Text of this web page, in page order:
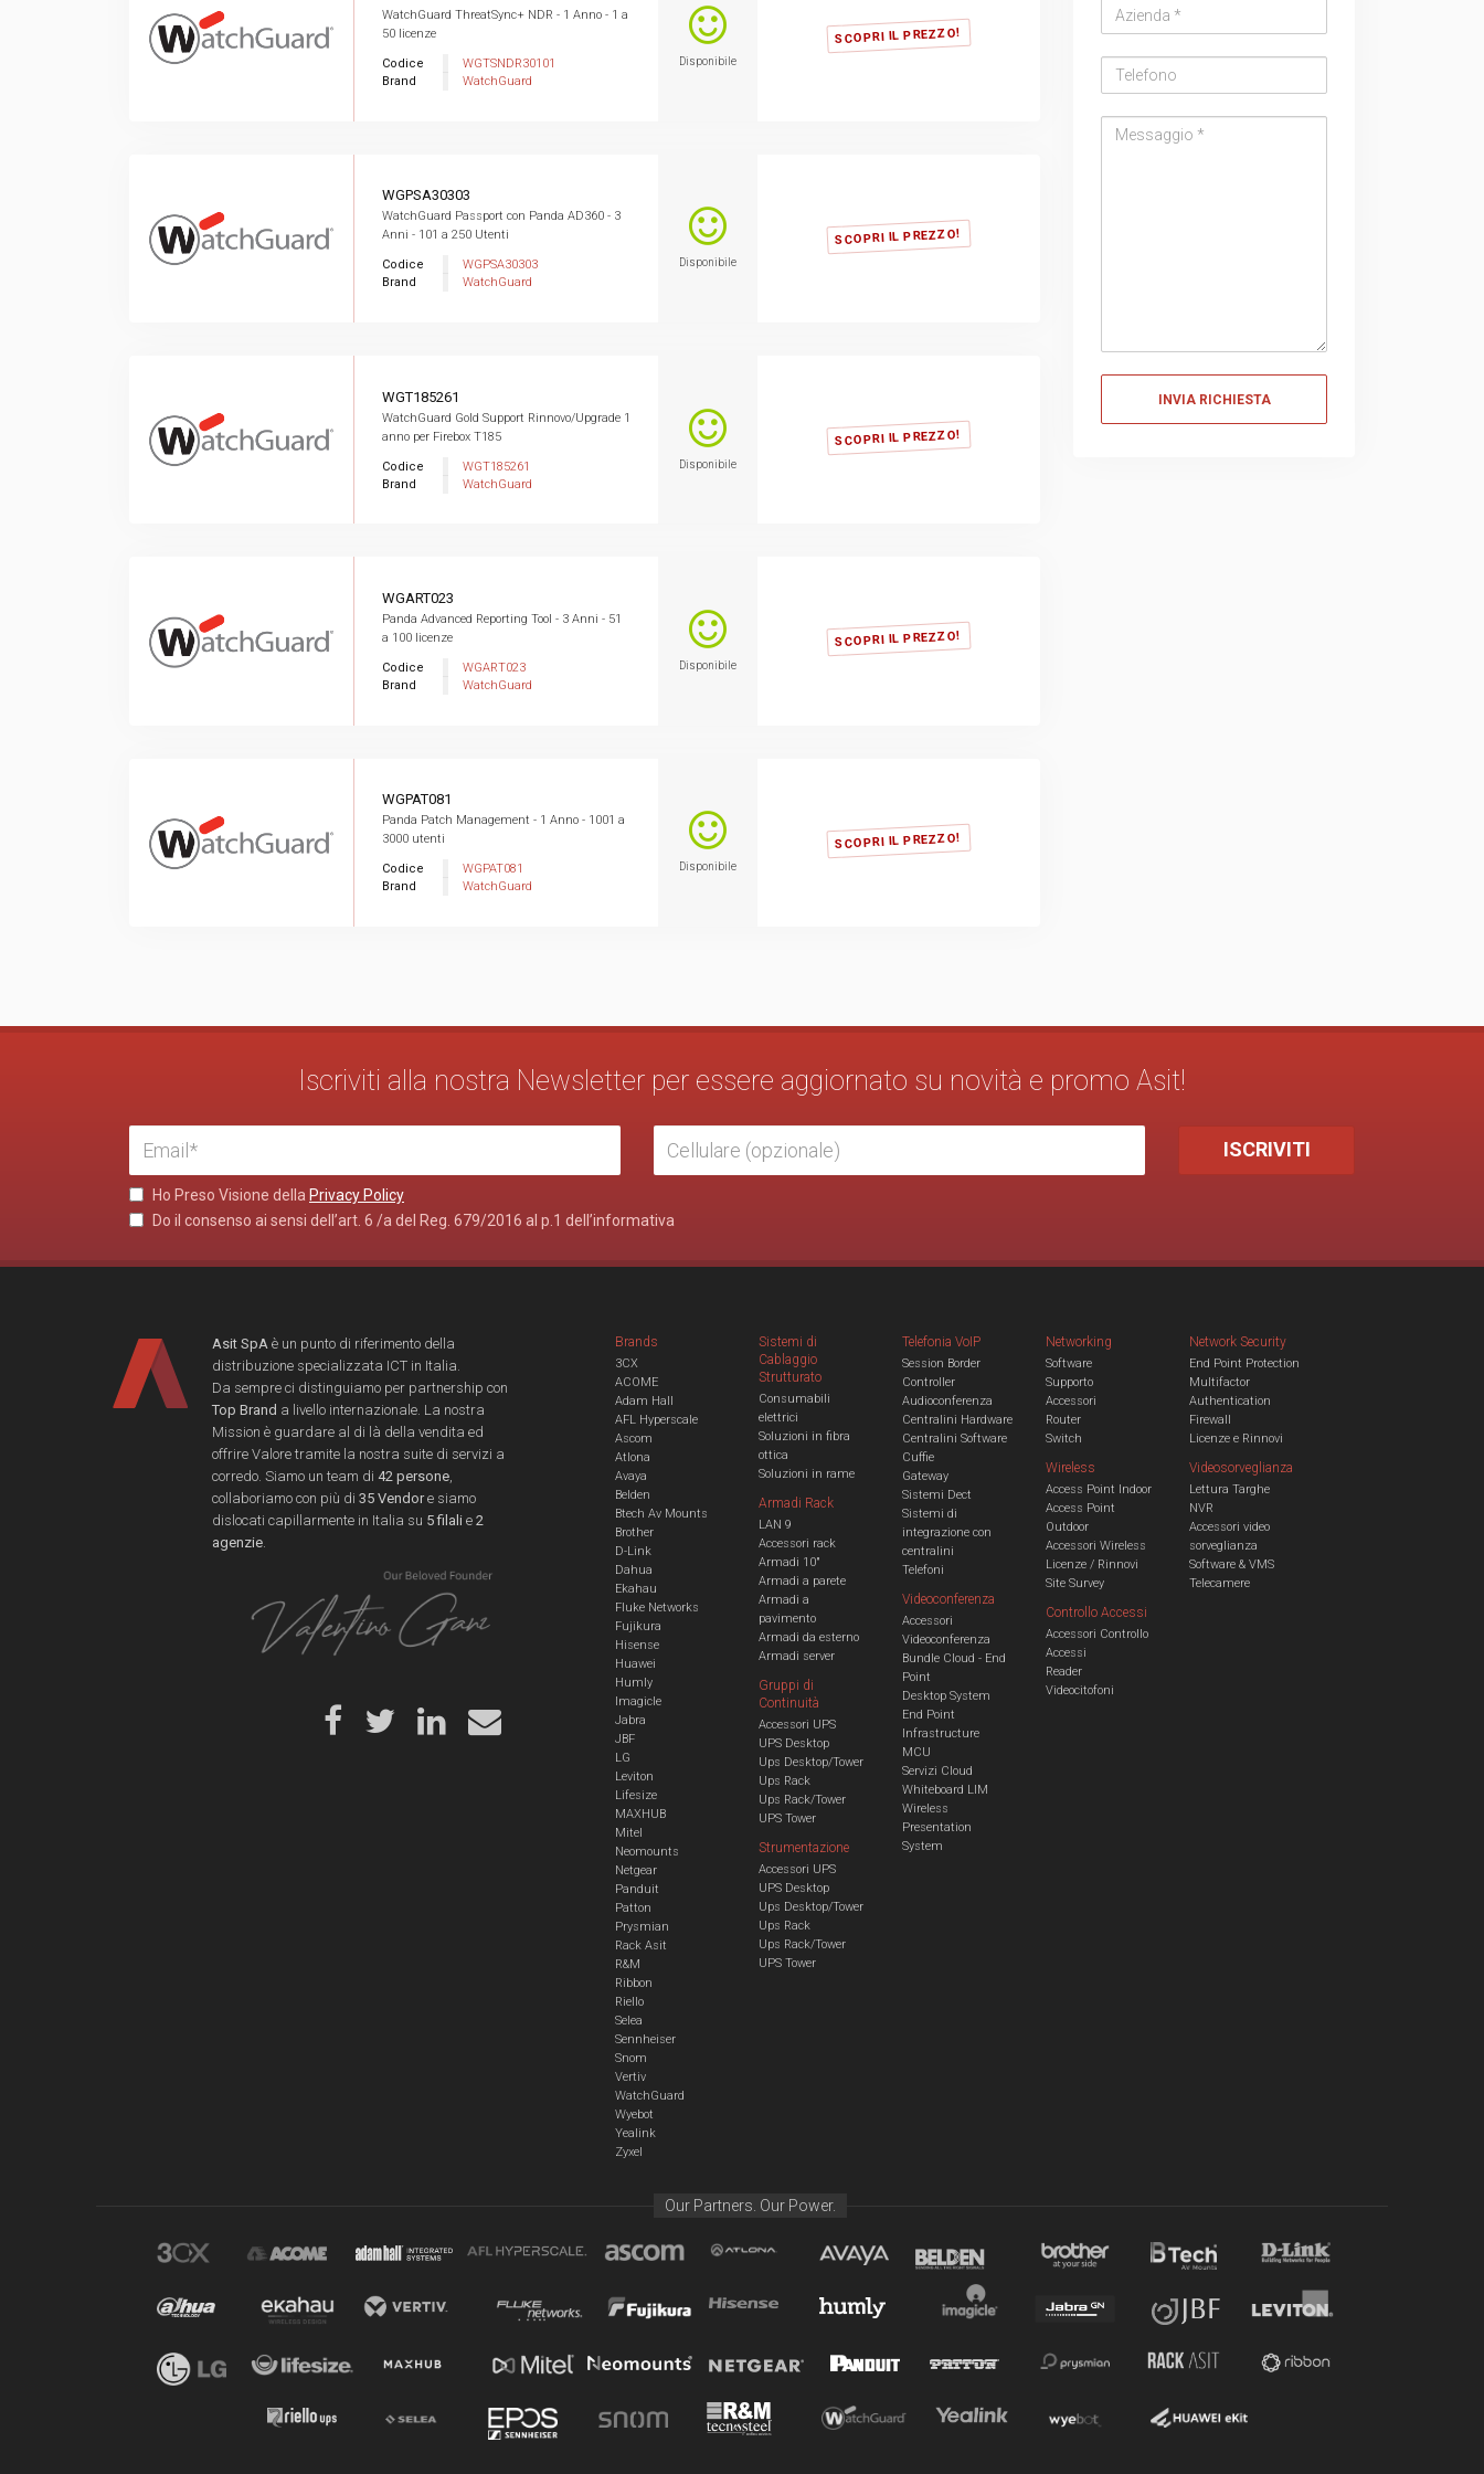
SCOPRI IL PREZZO!
WatchGuard ThreatSync+ NDR - 1 Anno - 1 a
50 licenze
Codice
WGTSNDR30101
Brand
WatchGuard
Disponibile
SCOPRI IL PREZZO!
WGPSA30303
WatchGuard Passport con Panda AD360 - 3
Anni - 101 a 250 Utenti
Codice
WGPSA30303
Brand
WatchGuard
Disponibile
SCOPRI IL PREZZO!
WGT185261
WatchGuard Gold Support Rinnovo/Upgrade 1
anno per Firebox T185
Codice
WGT185261
Brand
WatchGuard
Disponibile
SCOPRI IL PREZZO!
WGART023
Panda Advanced Reporting Tool - 3 Anni - 51
a 100 licenze
Codice
WGART023
Brand
WatchGuard
Disponibile
SCOPRI IL PREZZO!
WGPAT081
Panda Patch Management - 1 Anno - 1001 a
3000 utenti
Codice
WGPAT081
Brand
WatchGuard
Disponibile
Iscriviti alla nostra Newsletter per essere aggiornato su novità e promo Asit!
Ho Preso Visione della Privacy Policy
Do il consenso ai sensi dell’art. 6 /a del Reg. 679/2016 al p.1 dell’informativa
Asit SpA è un punto di riferimento della
distribuzione specializzata ICT in Italia.
Da sempre ci distinguiamo per partnership con
Top Brand a livello internazionale. La nostra
Mission è guardare al di là della vendita ed
offrire Valore tramite la nostra suite di servizi a
corredo. Siamo un team di 42 persone
collaboriamo con più di 35 Vendore siamo
dislocati capillarmente in Italia su 5 filali e 2
agenzie
Brands
3CX
ACOME
Adam Hall
AFL Hyperscale
Ascom
Atlona
Avaya
Belden
Btech Av Mounts
Brother
D-Link
Dahua
Ekahau
Fluke Networks
Fujikura
Hisense
Huawei
Humly
Imagicle
Jabra
JBF
LG
Leviton
Lifesize
MAXHUB
Mitel
Neomounts
Netgear
Panduit
Patton
Prysmian
Rack Asit
R&M
Ribbon
Riello
Selea
Sennheiser
Snom
Vertiv
WatchGuard
Wyebot
Yealink
Zyxel
Sistemi di
Cablaggio
Strutturato
Consumabili
elettrici
Soluzioni in fibra
ottica
Soluzioni in rame
Armadi Rack
LAN 9
Accessori rack
Armadi 10"
Armadi a parete
Armadi a
pavimento
Armadi da esterno
Armadi server
Gruppi di
Continuità
Accessori UPS
UPS Desktop
Ups Desktop/Tower
Ups Rack
Ups Rack/Tower
UPS Tower
Strumentazione
Accessori UPS
UPS Desktop
Ups Desktop/Tower
Ups Rack
Ups Rack/Tower
UPS Tower
Telefonia VoIP
Session Border
Controller
Audioconferenza
Centralini Hardware
Centralini Software
Cuffie
Gateway
Sistemi Dect
Sistemi di
integrazione con
centralini
Telefoni
Videoconferenza
Accessori
Videoconferenza
Bundle Cloud - End
Point
Desktop System
End Point
Infrastructure
MCU
Servizi Cloud
Whiteboard LIM
Wireless
Presentation
System
Networking
Software
Supporto
Accessori
Router
Switch
Wireless
Access Point Indoor
Access Point
Outdoor
Accessori Wireless
Licenze / Rinnovi
Site Survey
Network Security
End Point Protection
Multifactor
Authentication
Firewall
Licenze e Rinnovi
Videosorveglianza
Lettura Targhe
NVR
Accessori video
sorveglianza
Software & VMS
Telecamere
Controllo Accessi
Accessori Controllo
Accessi
Reader
Videocitofoni